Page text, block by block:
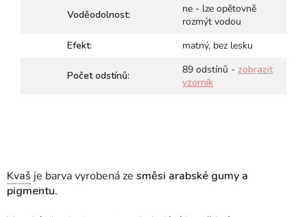
Voděodolnost:
ne - lze opětovně
rozmýt vodou
Efekt:
matný, bez lesku
Počet odstínů: 89 odstínů - zobrazit
vzorník
Kvaš je barva vyrobená ze směsi arabské gumy a
pigmentu.